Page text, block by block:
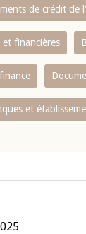
de crédit de
financières
et